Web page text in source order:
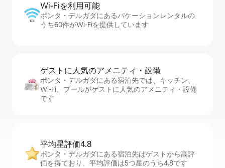
Wi-Fiを利⁠用⁠可⁠能
ポンタ・デルガダにあるバケーションレンタルの
うち60件がWi-Fiを提供しています
ゲストに人⁠気⁠のア⁠メ⁠ニ⁠テ⁠ィ・設⁠備
ポンタ・デルガダにある宿泊先では、キッチン、
Wi-Fi、プールがゲストに人気のアメニティ・設備
です
平均星評価4.8
ポンタ・デルガダにある宿泊先はゲストから高評
価を得ており、平均評価は5つ星のうち4.8です